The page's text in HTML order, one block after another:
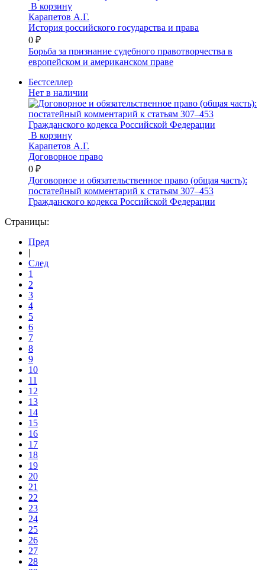
В корзину
Карапетов А.Г.
История российского государства и права
0 ₽
Борьба за признание судебного правотворчества в
европейском и американском праве
Бестселлер
Нет в наличии
В корзину
Карапетов А.Г.
Договорное право
0 ₽
Договорное и обязательственное право (общая часть):
постатейный комментарий к статьям 307–453
Гражданского кодекса Российской Федерации
Страницы:
Пред
|
След
1
2
3
4
5
6
7
8
9
10
11
12
13
14
15
16
17
18
19
20
21
22
23
24
25
26
27
28